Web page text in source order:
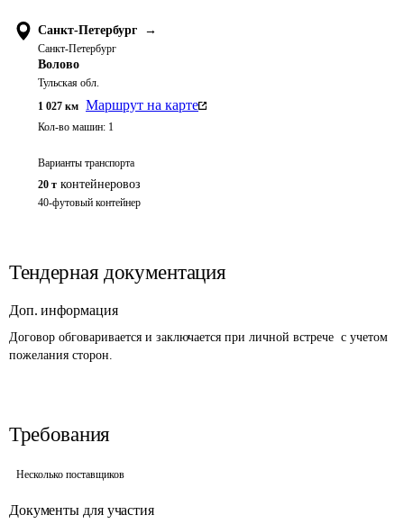
Санкт-Петербург →
Санкт-Петербург
Волово
Тульская обл.
1 027 км Маршрут на карте
Кол-во машин: 1
Варианты транспорта
20 т контейнеровоз
40-футовый контейнер
Тендерная документация
Доп. информация
Договор обговаривается и заключается при личной встрече  с учетом
пожелания сторон.
Требования
Несколько поставщиков
Документы для участия